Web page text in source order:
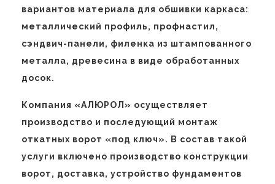
вариантов материала для обшивки каркаса:
металлический профиль, профнастил,
сэндвич-панели, филенка из штампованного
металла, древесина в виде обработанных
досок.
Компания «АЛЮРОЛ» осуществляет
производство и последующий монтаж
откатных ворот «под ключ». В состав такой
услуги включено производство конструкции
ворот, доставка, устройство фундаментов